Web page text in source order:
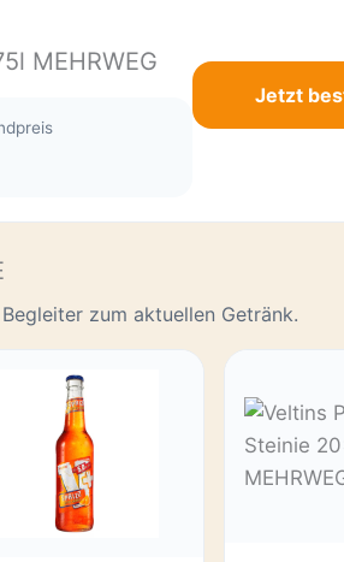
MEHRWEG
Jetzt
zum aktuellen Getränk.